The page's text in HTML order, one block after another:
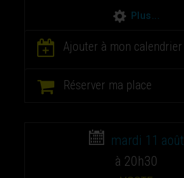
Plus...
Ajouter à mon calendrier
Réserver ma place
mardi 11 août
à 20h30